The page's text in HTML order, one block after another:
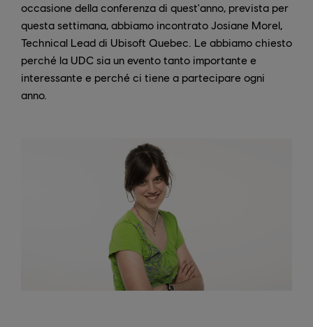
occasione della conferenza di quest'anno, prevista per
questa settimana, abbiamo incontrato Josiane Morel,
Technical Lead di Ubisoft Quebec. Le abbiamo chiesto
perché la UDC sia un evento tanto importante e
interessante e perché ci tiene a partecipare ogni
anno.